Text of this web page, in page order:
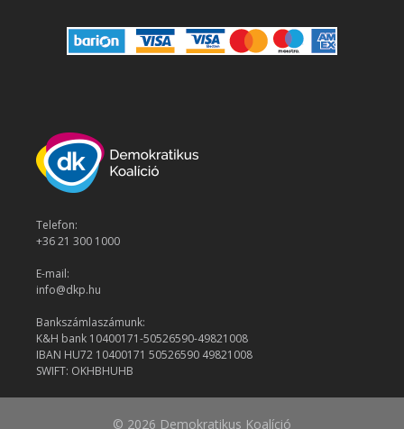
Telefon:
+36 21 300 1000
E-mail:
info@dkp.hu
Bankszámlaszámunk:
K&H bank 10400171-50526590-49821008
IBAN HU72 10400171 50526590 49821008
SWIFT: OKHBHUHB
© 2026 Demokratikus Koalíció